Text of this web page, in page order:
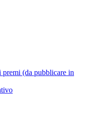
(da pubblicare in